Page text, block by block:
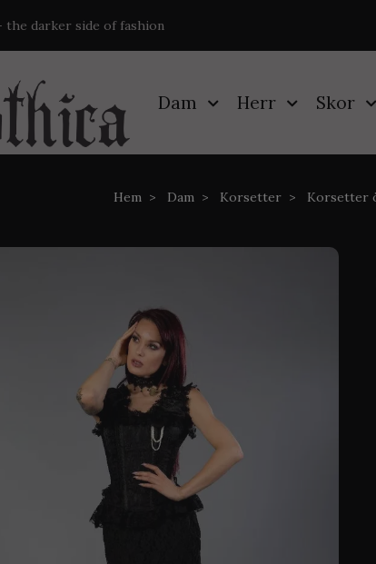
the darker side of fashion
Dam Herr Skor
Hem Dam Korsetter Korsetter